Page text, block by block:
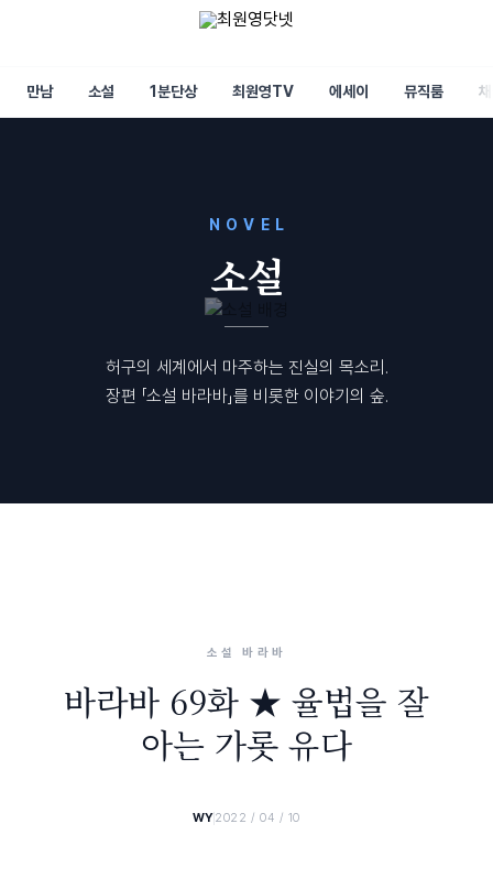
만남 소설 1분단상 최원영TV 에세이 뮤직룸
NOVEL
소설
허구의 세계에서 마주하는 진실의 목소리.
장편 「소설 바라바」를 비롯한 이야기의 숲.
소설 바라바
바라바 69화 ★ 율법을 잘
아는 가롯 유다
WY2022 / 04 / 10